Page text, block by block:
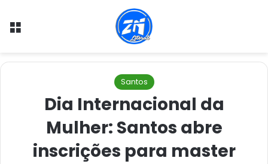
Menu
Santos
Dia Internacional da
Mulher: Santos abre
inscrições para master